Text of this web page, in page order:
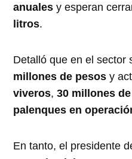
anuales y esperan
litros.
Detalló que en el sector
millones de pesos y
viveros,30 millones
palenques en
En tanto, el presidente